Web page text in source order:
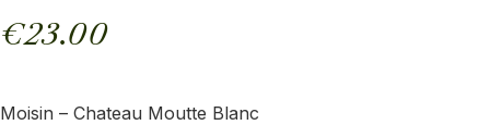
€23.00
Moisin – Chateau Moutte Blanc